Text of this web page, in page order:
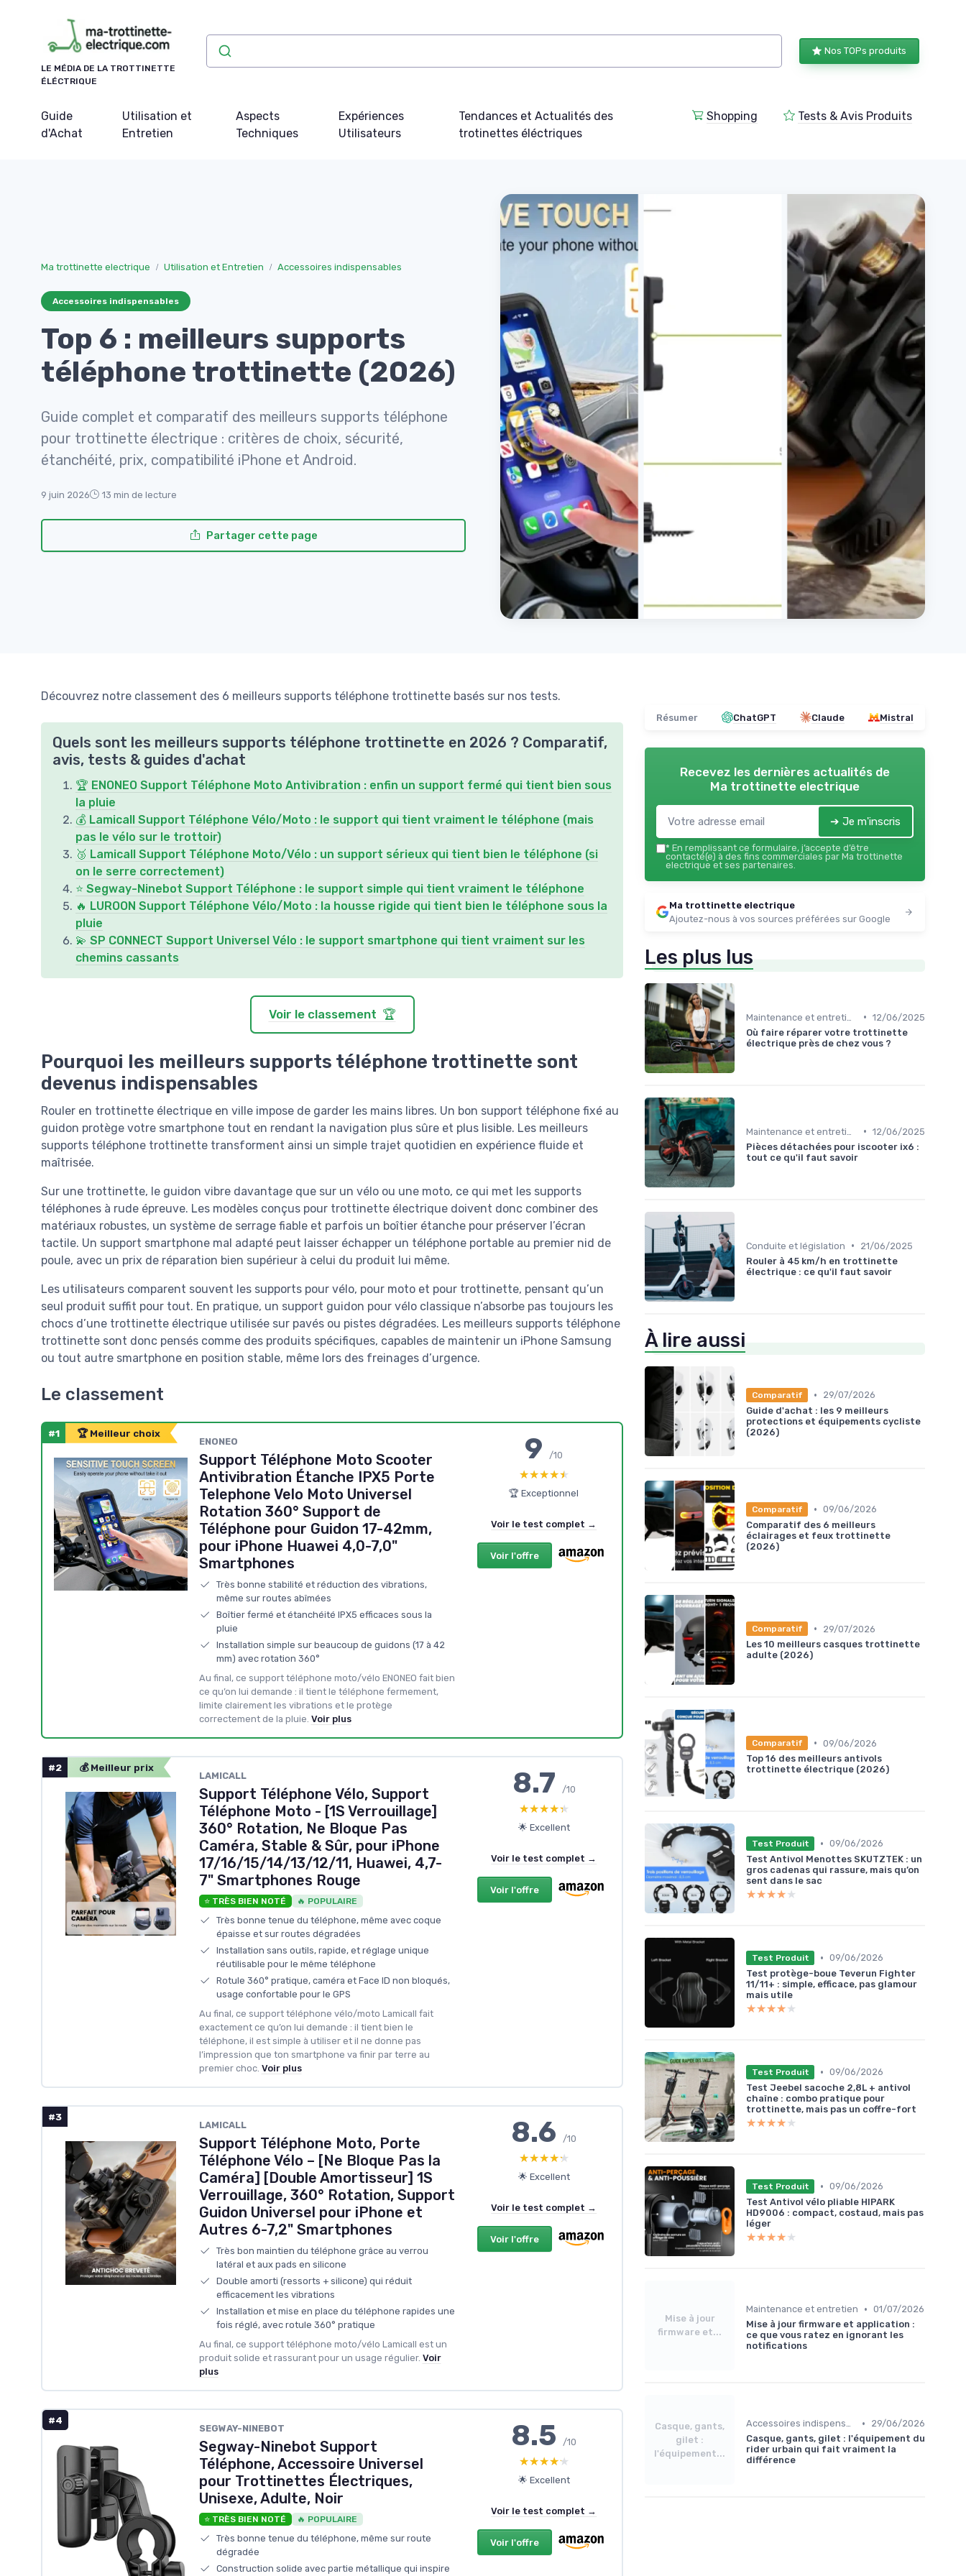
LE MÉDIA DE LA TROTTINETTE
ÉLÉCTRIQUE
Nos TOPs produits
Guide
d'Achat
Utilisation et
Entretien
Aspects
Techniques
Expériences
Utilisateurs
Tendances et Actualités des
trotinettes éléctriques
Shopping Tests & Avis Produits
Ma trottinette electrique Utilisation et Entretien Accessoires indispensables
Accessoires indispensables
Top 6 : meilleurs supports
téléphone trottinette (2026)
Guide complet et comparatif des meilleurs supports téléphone
pour trottinette électrique : critères de choix, sécurité,
étanchéité, prix, compatibilité iPhone et Android.
9 juin 2026 13 min de lecture
Partager cette page
Découvrez notre classement des 6 meilleurs supports téléphone trottinette basés sur nos tests.
Quels sont les meilleurs supports téléphone trottinette en 2026 ? Comparatif,
avis, tests & guides d'achat
🏆 ENONEO Support Téléphone Moto Antivibration : enfin un support fermé qui tient bien sous
la pluie
💰 Lamicall Support Téléphone Vélo/Moto : le support qui tient vraiment le téléphone (mais
pas le vélo sur le trottoir)
🥉 Lamicall Support Téléphone Moto/Vélo : un support sérieux qui tient bien le téléphone (si
on le serre correctement)
⭐ Segway-Ninebot Support Téléphone : le support simple qui tient vraiment le téléphone
🔥 LUROON Support Téléphone Vélo/Moto : la housse rigide qui tient bien le téléphone sous la
pluie
💫 SP CONNECT Support Universel Vélo : le support smartphone qui tient vraiment sur les
chemins cassants
Voir le classement 🏆
Pourquoi les meilleurs supports téléphone trottinette sont
devenus indispensables
Rouler en trottinette électrique en ville impose de garder les mains libres. Un bon support téléphone fixé au
guidon protège votre smartphone tout en rendant la navigation plus sûre et plus lisible. Les meilleurs
supports téléphone trottinette transforment ainsi un simple trajet quotidien en expérience fluide et
maîtrisée.
Sur une trottinette, le guidon vibre davantage que sur un vélo ou une moto, ce qui met les supports
téléphones à rude épreuve. Les modèles conçus pour trottinette électrique doivent donc combiner des
matériaux robustes, un système de serrage fiable et parfois un boîtier étanche pour préserver l’écran
tactile. Un support smartphone mal adapté peut laisser échapper un téléphone portable au premier nid de
poule, avec un prix de réparation bien supérieur à celui du produit lui même.
Les utilisateurs comparent souvent les supports pour vélo, pour moto et pour trottinette, pensant qu’un
seul produit suffit pour tout. En pratique, un support guidon pour vélo classique n’absorbe pas toujours les
chocs d’une trottinette électrique utilisée sur pavés ou pistes dégradées. Les meilleurs supports téléphone
trottinette sont donc pensés comme des produits spécifiques, capables de maintenir un iPhone Samsung
ou tout autre smartphone en position stable, même lors des freinages d’urgence.
Le classement
#1 🏆 Meilleur choix
ENONEO
Support Téléphone Moto Scooter
Antivibration Étanche IPX5 Porte
Telephone Velo Moto Universel
Rotation 360° Support de
Téléphone pour Guidon 17-42mm,
pour iPhone Huawei 4,0-7,0"
Smartphones
Très bonne stabilité et réduction des vibrations,
même sur routes abîmées
Boîtier fermé et étanchéité IPX5 efficaces sous la
pluie
Installation simple sur beaucoup de guidons (17 à 42
mm) avec rotation 360°
Au final, ce support téléphone moto/vélo ENONEO fait bien
ce qu’on lui demande : il tient le téléphone fermement,
limite clairement les vibrations et le protège
correctement de la pluie. Voir plus
9/10
★★★★★
★★★★★
🏆 Exceptionnel
Voir le test complet →
Voir l'offre
#2 💰 Meilleur prix
LAMICALL
Support Téléphone Vélo, Support
Téléphone Moto - [1S Verrouillage]
360° Rotation, Ne Bloque Pas
Caméra, Stable & Sûr, pour iPhone
17/16/15/14/13/12/11, Huawei, 4,7-
7" Smartphones Rouge
⭐ TRÈS BIEN NOTÉ 🔥 POPULAIRE
Très bonne tenue du téléphone, même avec coque
épaisse et sur routes dégradées
Installation sans outils, rapide, et réglage unique
réutilisable pour le même téléphone
Rotule 360° pratique, caméra et Face ID non bloqués,
usage confortable pour le GPS
Au final, ce support téléphone vélo/moto Lamicall fait
exactement ce qu’on lui demande : il tient bien le
téléphone, il est simple à utiliser et il ne donne pas
l’impression que ton smartphone va finir par terre au
premier choc. Voir plus
8.7 /10
★★★★★
★★★★★
🌟 Excellent
Voir le test complet →
Voir l'offre
#3
LAMICALL
Support Téléphone Moto, Porte
Téléphone Vélo – [Ne Bloque Pas la
Caméra] [Double Amortisseur] 1S
Verrouillage, 360° Rotation, Support
Guidon Universel pour iPhone et
Autres 6-7,2" Smartphones
Très bon maintien du téléphone grâce au verrou
latéral et aux pads en silicone
Double amorti (ressorts + silicone) qui réduit
efficacement les vibrations
Installation et mise en place du téléphone rapides une
fois réglé, avec rotule 360° pratique
Au final, ce support téléphone moto/vélo Lamicall est un
produit solide et rassurant pour un usage régulier. Voir
plus
8.6/10
★★★★★
★★★★★
🌟 Excellent
Voir le test complet →
Voir l'offre
#4
SEGWAY-NINEBOT
Segway-Ninebot Support
Téléphone, Accessoire Universel
pour Trottinettes Électriques,
Unisexe, Adulte, Noir
⭐ TRÈS BIEN NOTÉ 🔥 POPULAIRE
Très bonne tenue du téléphone, même sur route
dégradée
Construction solide avec partie métallique qui inspire
8.5/10
★★★★★
★★★★★
🌟 Excellent
Voir le test complet →
Voir l'offre
Résumer ChatGPT Claude Mistral
Recevez les dernières actualités de
Ma trottinette electrique
➔ Je m'inscris
* En remplissant ce formulaire, j’accepte d’être
contacté(e) à des fins commerciales par Ma trottinette
electrique et ses partenaires.
Ma trottinette electrique
Ajoutez-nous à vos sources préférées sur Google
Les plus lus
• 12/06/2025
Où faire réparer votre trottinette
électrique près de chez vous ?
• 12/06/2025
Pièces détachées pour iscooter ix6 :
tout ce qu'il faut savoir
Conduite et législation •
21/06/2025
Rouler à 45 km/h en trottinette
électrique : ce qu'il faut savoir
À lire aussi
Comparatif •
29/07/2026
Guide d'achat : les 9 meilleurs
protections et équipements cycliste
(2026)
Comparatif • 09/06/2026
Comparatif des 6 meilleurs
éclairages et feux trottinette
(2026)
Comparatif •
29/07/2026
Les 10 meilleurs casques trottinette
adulte (2026)
Comparatif • 09/06/2026
Top 16 des meilleurs antivols
trottinette électrique (2026)
Test Produit • 09/06/2026
Test Antivol Menottes SKUTZTEK : un
gros cadenas qui rassure, mais qu’on
sent dans le sac
★★★★★
★★★★★
Test Produit • 09/06/2026
Test protège-boue Teverun Fighter
11/11+ : simple, efficace, pas glamour
mais utile
★★★★★
★★★★★
Test Produit • 09/06/2026
Test Jeebel sacoche 2,8L + antivol
chaîne : combo pratique pour
trottinette, mais pas un coffre-fort
★★★★★
★★★★★
Test Produit • 09/06/2026
Test Antivol vélo pliable HIPARK
HD9006 : compact, costaud, mais pas
léger
★★★★★
★★★★★
Mise à jour
firmware et...
Maintenance et entretien • 01/07/2026
Mise à jour firmware et application :
ce que vous ratez en ignorant les
notifications
Casque, gants,
gilet :
l'équipement...
Accessoires indispensables •
29/06/2026
Casque, gants, gilet : l'équipement du
rider urbain qui fait vraiment la
différence